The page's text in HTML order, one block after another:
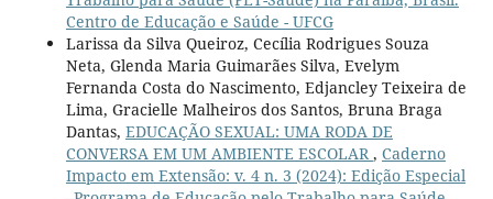
Centro de Educação e Saúde - UFCG
Larissa da Silva Queiroz, Cecília Rodrigues Souza
Neta, Glenda Maria Guimarães Silva, Evelym
Fernanda Costa do Nascimento, Edjancley Teixeira de
Lima, Gracielle Malheiros dos Santos, Bruna Braga
Dantas, EDUCAÇÃO SEXUAL: UMA RODA DE
CONVERSA EM UM AMBIENTE ESCOLAR, Caderno
Impacto em Extensão: v. 4 n. 3 (2024): Edição Especial